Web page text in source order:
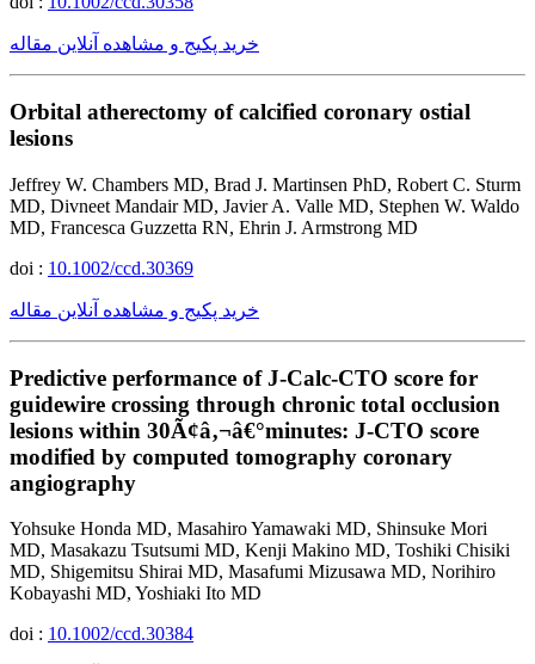
خرید پکیج و مشاهده آنلاین مقاله
Orbital atherectomy of calcified coronary ostial
lesions
Jeffrey W. Chambers MD, Brad J. Martinsen PhD, Robert C. Sturm
MD, Divneet Mandair MD, Javier A. Valle MD, Stephen W. Waldo
MD, Francesca Guzzetta RN, Ehrin J. Armstrong MD
doi : 10.1002/ccd.30369
خرید پکیج و مشاهده آنلاین مقاله
Predictive performance of J-Calc-CTO score for
guidewire crossing through chronic total occlusion
lesions within 30Ã¢â‚¬â€°minutes: J-CTO score
modified by computed tomography coronary
angiography
Yohsuke Honda MD, Masahiro Yamawaki MD, Shinsuke Mori
MD, Masakazu Tsutsumi MD, Kenji Makino MD, Toshiki Chisiki
MD, Shigemitsu Shirai MD, Masafumi Mizusawa MD, Norihiro
Kobayashi MD, Yoshiaki Ito MD
doi : 10.1002/ccd.30384